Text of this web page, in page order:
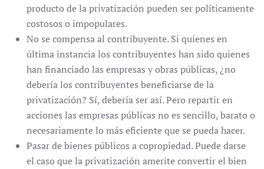
producto de la privatización pueden ser políticamente
costosos o impopulares.
No se compensa al contribuyente. Si quienes en
última instancia los contribuyentes han sido quienes
han financiado las empresas y obras públicas, ¿no
debería los contribuyentes beneficiarse de la
privatización? Sí, debería ser así. Pero repartir en
acciones las empresas públicas no es sencillo, barato o
necesariamente lo más eficiente que se pueda hacer.
Pasar de bienes públicos a copropiedad. Puede darse
el caso que la privatización amerite convertir el bien